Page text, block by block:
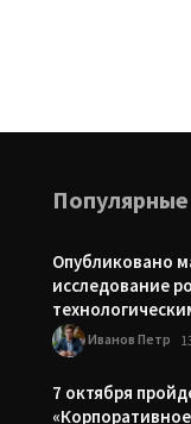
Популярные
Опубликовано
исследование
Иванов Петр
7 октября